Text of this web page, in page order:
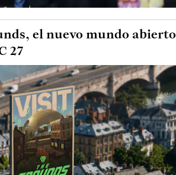
el nuevo mundo abierto
27